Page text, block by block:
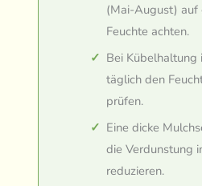
(Mai-August) auf
Feuchte achten.
Bei Kübelhaltung
täglich den
prüfen.
Eine dicke
die Verdunstung
reduzieren.